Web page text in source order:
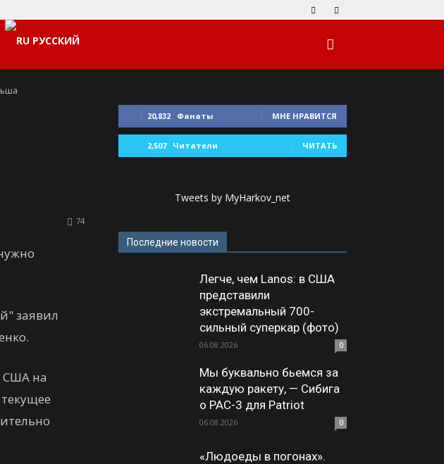
РУССКИЙ
74
заявил
США на
20,832 Фанаты МНЕ НРАВИТСЯ
2,507 Читатели ЧИТАТЬ
Tweets by MyHarkov_net
Последние новости
Легче, чем Lanos: в США
представили
экстремальный 700-
сильный суперкар (фото)
06.08.2026 0
Мы буквально бьемся за
каждую ракету, — Сибига
о PAC-3 для Patriot
06.08.2026 0
«Людоеды в погонах».